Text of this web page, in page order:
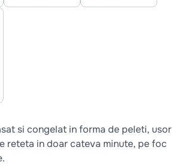
si congelat in forma de peleti, usor
reteta in doar cateva minute, pe foc